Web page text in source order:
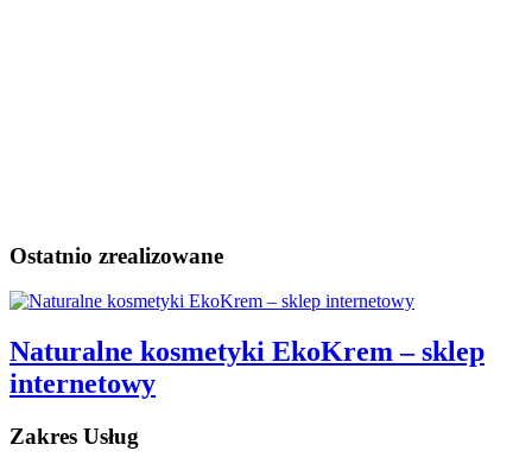
Ostatnio zrealizowane
Naturalne kosmetyki EkoKrem – sklep
internetowy
Zakres Usług